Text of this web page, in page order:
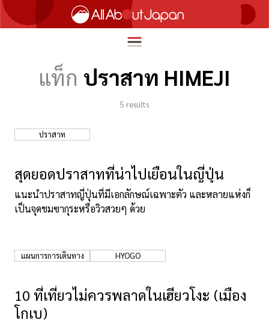
ภาษาไทย
ท่องเที่ยว
ความบันเทิง
นวัตกรรม
เกี่ยวกับเรา นโยบายเว็บไซต์
แท็ก ปราสาท HIMEJI
5 results
ปราสาท
สุดยอดปราสาทที่น่าไปเยือนในญี่ปุ่น
แนะนำปราสาทญี่ปุ่นที่มีเอกลักษณ์เฉพาะตัว และหลายแห่งก็
เป็นจุดชมซากุระหรือวิวสวยๆ ด้วย
แผนการการเดินทาง HYOGO
10 ที่เที่ยวไม่ควรพลาดในเฮียวโงะ (เมือง
โกเบ)